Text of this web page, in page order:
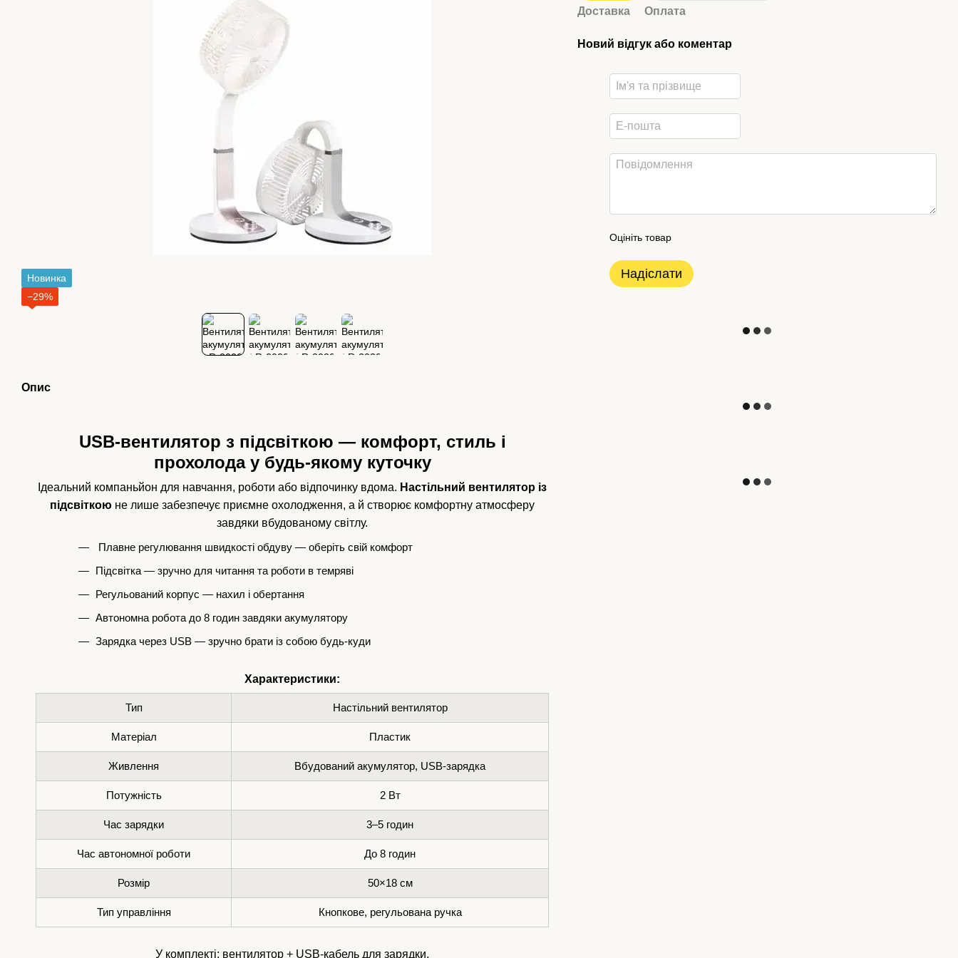
Новинка
−29%
Опис
USB-вентилятор з підсвіткою — комфорт, стиль і
прохолода у будь-якому куточку
Ідеальний компаньйон для навчання, роботи або відпочинку вдома. Настільний вентилятор із
підсвіткою не лише забезпечує приємне охолодження, а й створює комфортну атмосферу
завдяки вбудованому світлу.
️ Плавне регулювання швидкості обдуву — оберіть свій комфорт
Підсвітка — зручно для читання та роботи в темряві
Регульований корпус — нахил і обертання
Автономна робота до 8 годин завдяки акумулятору
Зарядка через USB — зручно брати із собою будь-куди
Характеристики:
Тип Настільний вентилятор
Матеріал Пластик
Живлення Вбудований акумулятор, USB-зарядка
Потужність 2 Вт
Час зарядки 3–5 годин
Час автономної роботи До 8 годин
Розмір 50×18 см
Тип управління Кнопкове, регульована ручка
У комплекті: вентилятор + USB-кабель для зарядки.
Доставка Оплата
Новий відгук або коментар
Оцініть товар
Надіслати